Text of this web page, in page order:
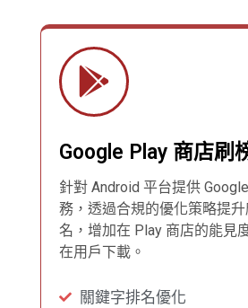
Google Play 商店刷
針對 Android 平台提供
務，透過合規的優化策略提
名，增加在 Play 商店的能見
在用戶下載。
關鍵字排名優化